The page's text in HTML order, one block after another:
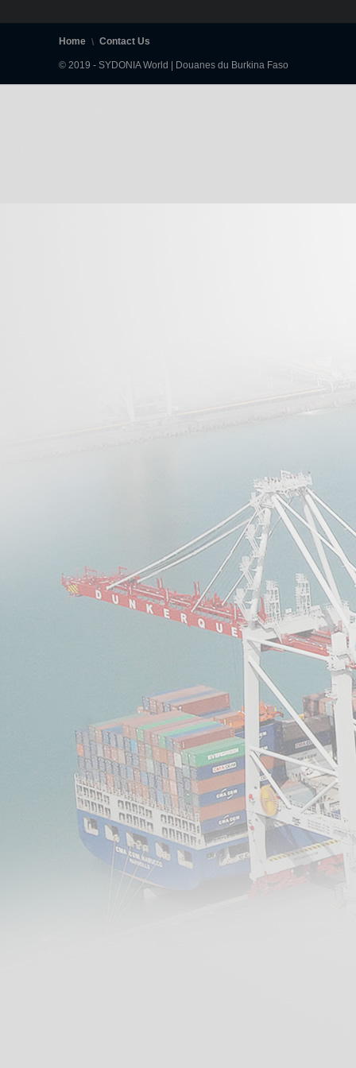
Home Contact Us
© 2019 - SYDONIA World | Douanes du Burkina Faso